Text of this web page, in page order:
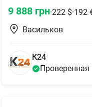
9 888 грн·222 $·192
Васильков
К24